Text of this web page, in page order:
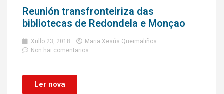
Reunión transfronteiriza das
bibliotecas de Redondela e Monçao
Xullo 23, 2018
Maria Xesús Queimaliños
Non hai comentarios
Ler nova